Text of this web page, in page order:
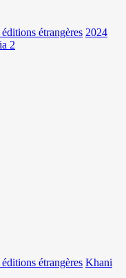
étrangères 2024
2
étrangères Khani